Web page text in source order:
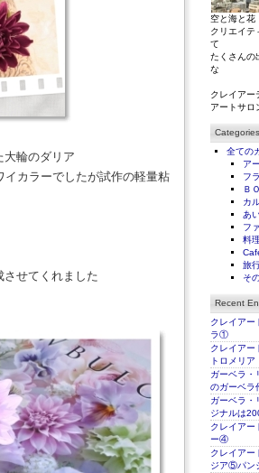
大輪のダリア
カラーでしたが試作の軽量粘
せてくれました
空と海と花
クリエイテ
て
たくさんの
な
クレイアー
アートサロ
Categories
全ての
ア
フ
Ｂ
カ
あ
フ
料理
旅
そ
Recent
クレイアー
ラ①
クレイアー
トロメリ
ガーベラ・
のガーベラ
ガーベラ・
ジナルは
クレイアー
ー④
クレイアー
ジア⑤パン